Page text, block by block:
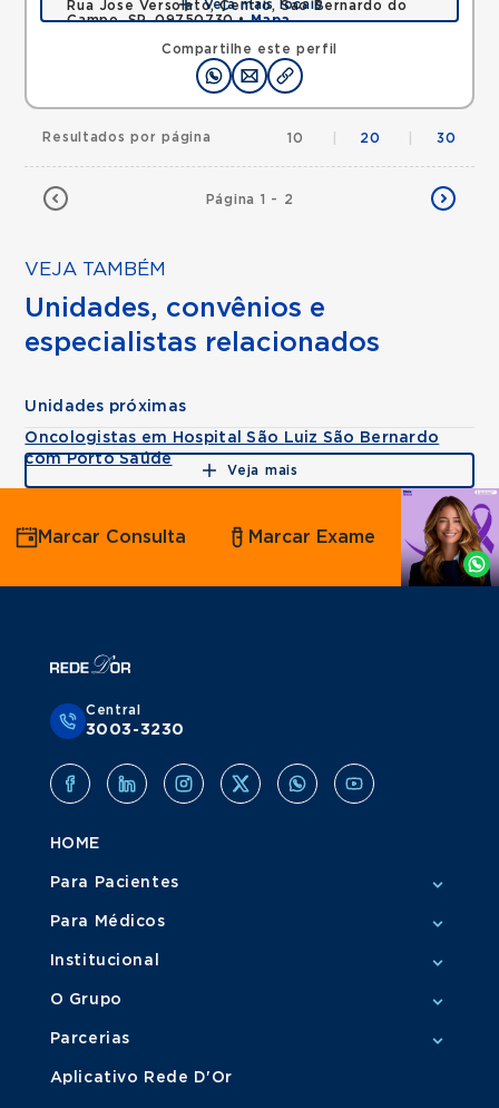
Compartilhe este perfil
Rua Jose Versolato, Centro, Sao Bernardo do
Campo, SP, 09750730 •Mapa
Veja mais locais
Página 1 - 2
Resultados por página 10 20 30
VEJA TAMBÉM
Unidades, convênios e
especialistas relacionados
Unidades próximas
Oncologistas em Hospital São Luiz São Bernardo
com Porto Saúde
Veja mais
Agende
por
Whatsapp
Marcar Consulta Marcar Exame
Central
3003-3230
HOME
Para Pacientes
Para Médicos
Institucional
O Grupo
Parcerias
Aplicativo Rede D'Or